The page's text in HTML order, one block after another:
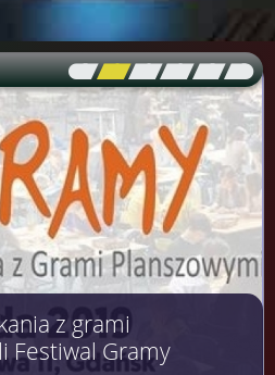
[\ \\ \\ \\ \\ \]
z grami
Festiwal Gramy